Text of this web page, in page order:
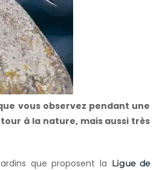
vous observez pendant une
à la nature, mais aussi très
que proposent la Ligue de